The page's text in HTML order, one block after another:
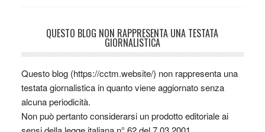
QUESTO BLOG NON RAPPRESENTA UNA TESTATA
GIORNALISTICA
Questo blog (https://cctm.website/) non rappresenta una
testata giornalistica in quanto viene aggiornato senza
alcuna periodicità.
Non può pertanto considerarsi un prodotto editoriale ai